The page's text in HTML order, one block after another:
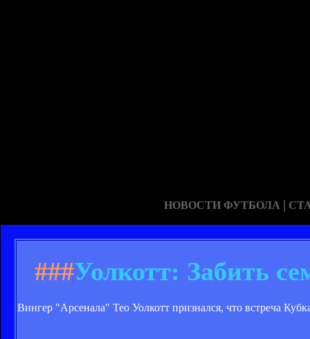
НОВОСТИ ФУТБОЛА |
###Уолкотт: Забить
Вингер "Арсенала" Тео Уолкотт признался, что встреча